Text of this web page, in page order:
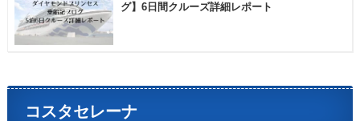
グ】6日間クルーズ詳細レポート
コスタセレーナ